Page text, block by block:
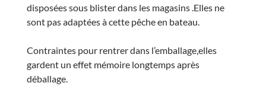
disposées sous blister dans les magasins .Elles ne
sont pas adaptées à cette pêche en bateau.
Contraintes pour rentrer dans l’emballage,elles
gardent un effet mémoire longtemps après
déballage.